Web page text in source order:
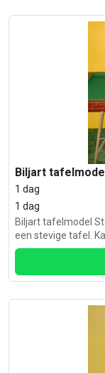
Biljart
1 dag
1 dag
Biljart tafelmodel
een stevige tafel.
worden.